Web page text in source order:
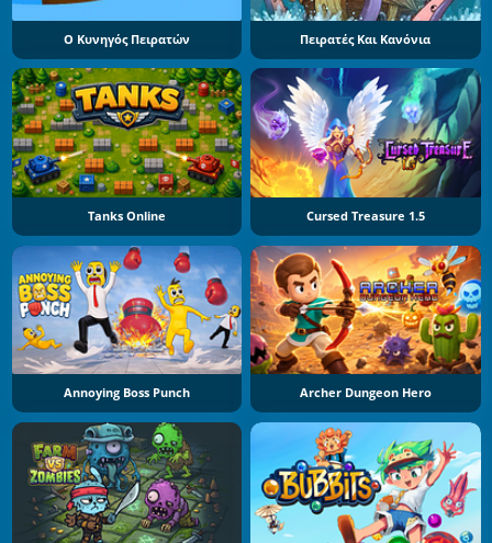
Ο Κυνηγός Πειρατών Πειρατές Και Κανόνια
Tanks Online Cursed Treasure 1.5
Annoying Boss Punch Archer Dungeon Hero